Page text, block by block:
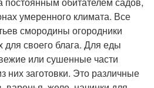
умеренного климата. Все
смородины огородники
для своего блага. Для еды
или сушенные части
них заготовки. Это различные